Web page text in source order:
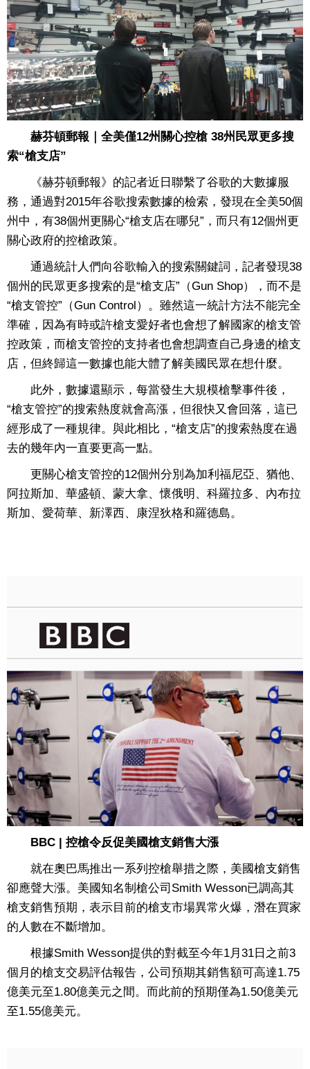
赫芬頓郵報｜全美僅12州關心控槍 38州民眾更多搜
索“槍支店”
《赫芬頓郵報》的記者近日聯繫了谷歌的大數據服
務，通過對2015年谷歌搜索數據的檢索，發現在全美50個
州中，有38個州更關心“槍支店在哪兒”，而只有12個州更
關心政府的控槍政策。
通過統計人們向谷歌輸入的搜索關鍵詞，記者發現38
個州的民眾更多搜索的是“槍支店”（Gun Shop），而不是
“槍支管控”（Gun Control）。雖然這一統計方法不能完全
準確，因為有時或許槍支愛好者也會想了解國家的槍支管
控政策，而槍支管控的支持者也會想調查自己身邊的槍支
店，但終歸這一數據也能大體了解美國民眾在想什麼。
此外，數據還顯示，每當發生大規模槍擊事件後，
“槍支管控”的搜索熱度就會高漲，但很快又會回落，這已
經形成了一種規律。與此相比，“槍支店”的搜索熱度在過
去的幾年內一直要更高一點。
更關心槍支管控的12個州分別為加利福尼亞、猶他、
阿拉斯加、華盛頓、蒙大拿、懷俄明、科羅拉多、內布拉
斯加、愛荷華、新澤西、康涅狄格和羅德島。
BBC | 控槍令反促美國槍支銷售大漲
就在奧巴馬推出一系列控槍舉措之際，美國槍支銷售
卻應聲大漲。美國知名制槍公司Smith Wesson已調高其
槍支銷售預期，表示目前的槍支市場異常火爆，潛在買家
的人數在不斷增加。
根據Smith Wesson提供的對截至今年1月31日之前3
個月的槍支交易評估報告，公司預期其銷售額可高達1.75
億美元至1.80億美元之間。而此前的預期僅為1.50億美元
至1.55億美元。